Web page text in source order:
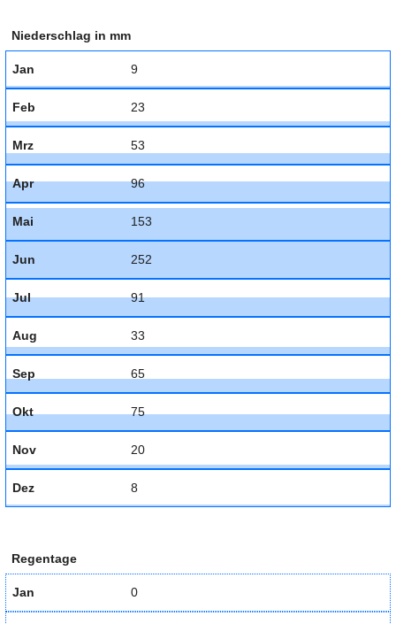
Niederschlag in mm
Jan 9
Feb 23
Mrz 53
Apr 96
Mai 153
Jun 252
Jul 91
Aug 33
Sep 65
Okt 75
Nov 20
Dez 8
Regentage
Jan 0